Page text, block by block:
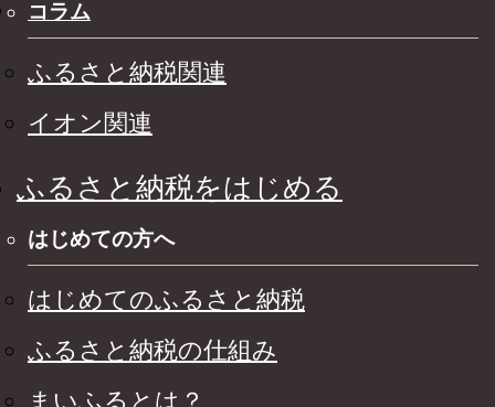
コラム
ふるさと納税関連
イオン関連
ふるさと納税をはじめる
はじめての方へ
はじめてのふるさと納税
ふるさと納税の仕組み
まいふるとは？